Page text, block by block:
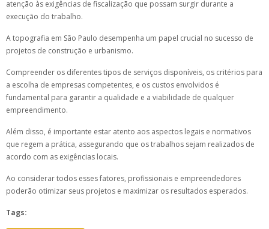
atenção às exigências de fiscalização que possam surgir durante a
execução do trabalho.
A topografia em São Paulo desempenha um papel crucial no sucesso de
projetos de construção e urbanismo.
Compreender os diferentes tipos de serviços disponíveis, os critérios para
a escolha de empresas competentes, e os custos envolvidos é
fundamental para garantir a qualidade e a viabilidade de qualquer
empreendimento.
Além disso, é importante estar atento aos aspectos legais e normativos
que regem a prática, assegurando que os trabalhos sejam realizados de
acordo com as exigências locais.
Ao considerar todos esses fatores, profissionais e empreendedores
poderão otimizar seus projetos e maximizar os resultados esperados.
Tags: